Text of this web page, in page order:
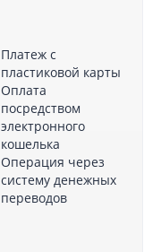
Платеж с
пластиковой карты
Оплата
посредством
электронного
кошелька
Операция через
систему денежных
переводов